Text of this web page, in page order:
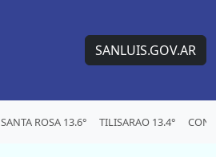
SANLUIS.GOV.AR
SANTA ROSA 13.6° TILISARAO 13.4°